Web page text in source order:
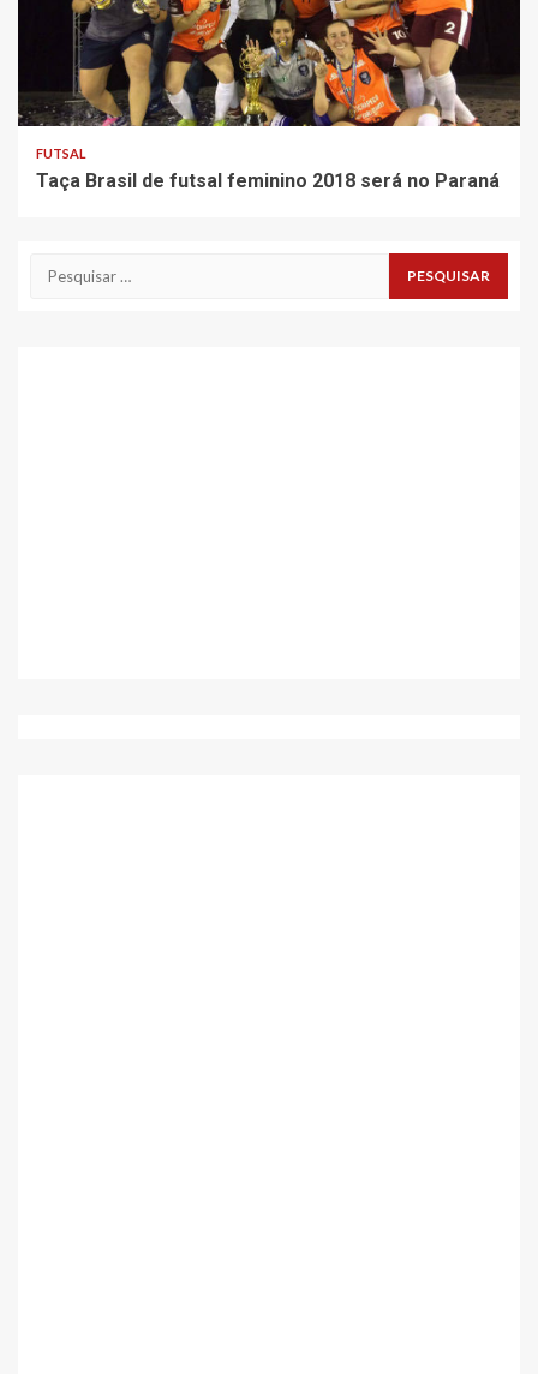
FUTSAL
Taça Brasil de futsal feminino 2018 será no Paraná
Pesquisar